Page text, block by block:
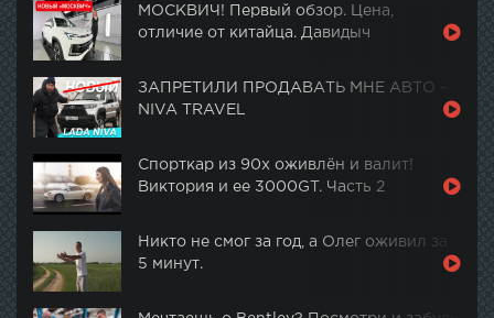
МОСКВИЧ! Первый обзор. Цена,
отличие от китайца. Давидыч
ЗАПРЕТИЛИ ПРОДАВАТЬ МНЕ АВТО -
NIVA TRAVEL
Спорткар из 90х оживлён и валит!
Виктория и ее 3000GT. Часть 2
Никто не смог за год, а Олег оживил за
5 минут.